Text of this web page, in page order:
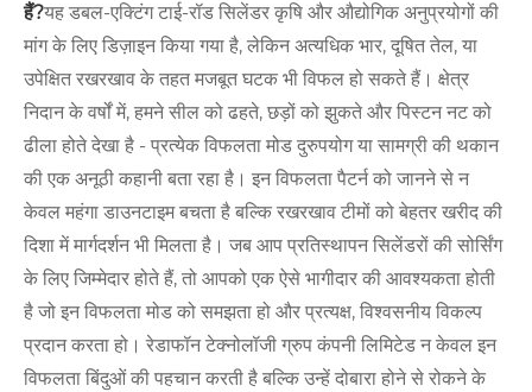
हैं?यह डबल-एक्टिंग टाई-रॉड सिलेंडर कृषि और औद्योगिक अनुप्रयोगों की
मांग के लिए डिज़ाइन किया गया है, लेकिन अत्यधिक भार, दूषित तेल, या
उपेक्षित रखरखाव के तहत मजबूत घटक भी विफल हो सकते हैं। क्षेत्र
निदान के वर्षों में, हमने सील को ढहते, छड़ों को झुकते और पिस्टन नट को
ढीला होते देखा है - प्रत्येक विफलता मोड दुरुपयोग या सामग्री की थकान
की एक अनूठी कहानी बता रहा है। इन विफलता पैटर्न को जानने से न
केवल महंगा डाउनटाइम बचता है बल्कि रखरखाव टीमों को बेहतर खरीद की
दिशा में मार्गदर्शन भी मिलता है। जब आप प्रतिस्थापन सिलेंडरों की सोर्सिंग
के लिए जिम्मेदार होते हैं, तो आपको एक ऐसे भागीदार की आवश्यकता होती
है जो इन विफलता मोड को समझता हो और प्रत्यक्ष, विश्वसनीय विकल्प
प्रदान करता हो। रेडाफॉन टेक्नोलॉजी ग्रुप कंपनी लिमिटेड न केवल इन
विफलता बिंदुओं की पहचान करती है बल्कि उन्हें दोबारा होने से रोकने के